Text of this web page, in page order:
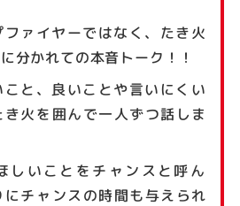
ァイヤーではなく、たき火
分かれての本音トーク！！
と、良いことや言いにくい
火を囲んで一人ずつ話しま
しいことをチャンスと呼ん
チャンスの時間も与えられ